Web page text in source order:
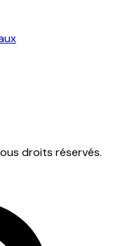
droits réservés.